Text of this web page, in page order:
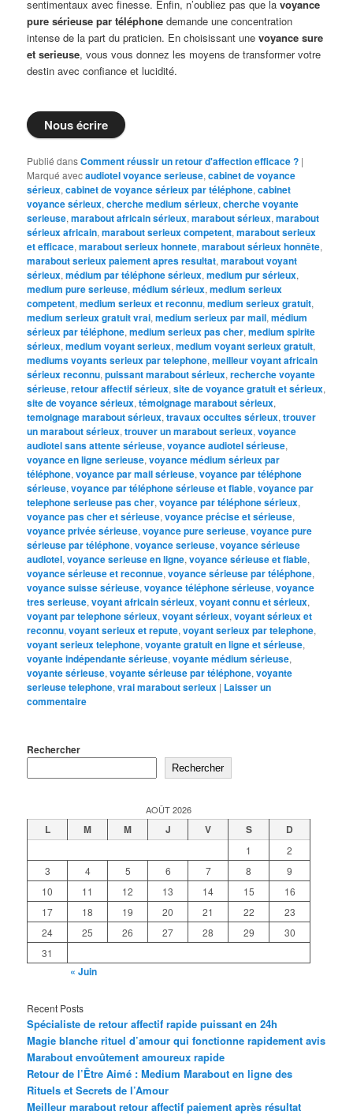
sentimentaux avec finesse. Enfin, n’oubliez pas que lavoyance
pure sérieuse par téléphone demande une concentration
intense de la part du praticien. En choisissant unevoyance sure
et serieuse, vous vous donnez les moyens de transformer votre
destin avec confiance et lucidité.
Nous écrire
Publié dansComment réussir un retour d'affection efficace ? |
Marqué avecaudiotel voyance serieuse,cabinet de voyance
sérieux,cabinet de voyance sérieux par téléphone,cabinet
voyance sérieux,cherche medium sérieux,cherche voyante
serieuse,marabout africain sérieux,marabout sérieux,marabout
sérieux africain,marabout serieux competent,marabout serieux
et efficace,marabout serieux honnete,marabout sérieux honnête,
marabout serieux paiement apres resultat,marabout voyant
sérieux,médium par téléphone sérieux,medium pur sérieux,
medium pure serieuse,médium sérieux,medium serieux
competent,medium serieux et reconnu,medium serieux gratuit,
medium serieux gratuit vrai,medium serieux par mail,médium
sérieux par téléphone,medium serieux pas cher,medium spirite
sérieux,medium voyant serieux,medium voyant serieux gratuit,
mediums voyants serieux par telephone,meilleur voyant africain
sérieux reconnu,puissant marabout sérieux,recherche voyante
sérieuse,retour affectif sérieux,site de voyance gratuit et sérieux,
site de voyance sérieux,témoignage marabout sérieux,
temoignage marabout sérieux,travaux occultes sérieux,trouver
un marabout sérieux,trouver un marabout serieux,voyance
audiotel sans attente sérieuse,voyance audiotel sérieuse,
voyance en ligne serieuse,voyance médium sérieux par
téléphone,voyance par mail sérieuse,voyance par téléphone
sérieuse,voyance par téléphone sérieuse et fiable,voyance par
telephone serieuse pas cher,voyance par téléphone sérieux,
voyance pas cher et sérieuse,voyance précise et sérieuse,
voyance privée sérieuse,voyance pure serieuse,voyance pure
sérieuse par téléphone,voyance serieuse,voyance sérieuse
audiotel,voyance serieuse en ligne,voyance sérieuse et fiable,
voyance sérieuse et reconnue,voyance sérieuse par téléphone,
voyance suisse sérieuse,voyance téléphone sérieuse,voyance
tres serieuse,voyant africain sérieux,voyant connu et sérieux,
voyant par telephone sérieux,voyant sérieux,voyant sérieux et
reconnu,voyant serieux et repute,voyant serieux par telephone,
voyant serieux telephone,voyante gratuit en ligne et sérieuse,
voyante indépendante sérieuse,voyante médium sérieuse,
voyante sérieuse,voyante sérieuse par téléphone,voyante
serieuse telephone,vrai marabout serieux | Laisser un
commentaire
Rechercher
Rechercher
AOÛT 2026
L M M J V S D
1
2
3
4 5 6 7 8
9
10
11 12 13 14 15
16
17
18 19 20 21 22
23
24
25 26 27 28 29
30
31
« Juin
Recent Posts
Spécialiste de retour affectif rapide puissant en 24h
Magie blanche rituel d’amour qui fonctionne rapidement avis
Marabout envoûtement amoureux rapide
Retour de l’Être Aimé : Medium Marabout en ligne des
Rituels et Secrets de l’Amour
Meilleur marabout retour affectif paiement après résultat